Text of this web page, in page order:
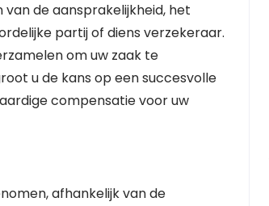
de aansprakelijkheid, het
partij of diens verzekeraar.
om uw zaak te
u de kans op een succesvolle
compensatie voor uw
afhankelijk van de